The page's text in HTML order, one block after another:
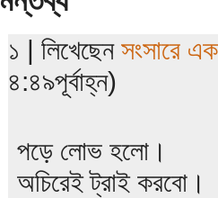
১ | লিখেছেন সংসারে এক
৪:৪৯পূর্বাহ্ন)
পড়ে লোভ হলো।
অচিরেই ট্রাই করবো।